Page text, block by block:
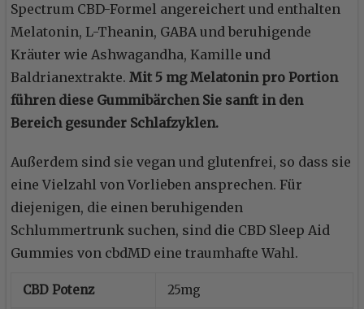
Spectrum CBD-Formel angereichert und enthalten
Melatonin, L-Theanin, GABA und beruhigende
Kräuter wie Ashwagandha, Kamille und
Baldrianextrakte. Mit 5 mg Melatonin pro Portion
führen diese Gummibärchen Sie sanft in den
Bereich gesunder Schlafzyklen.
Außerdem sind sie vegan und glutenfrei, so dass sie
eine Vielzahl von Vorlieben ansprechen. Für
diejenigen, die einen beruhigenden
Schlummertrunk suchen, sind die CBD Sleep Aid
Gummies von cbdMD eine traumhafte Wahl.
CBD Potenz 25mg